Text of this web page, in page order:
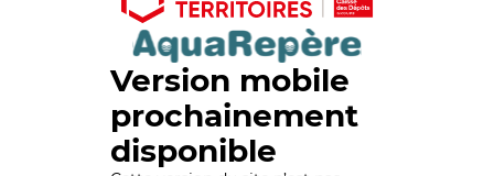
Version mobile
prochainement
disponible